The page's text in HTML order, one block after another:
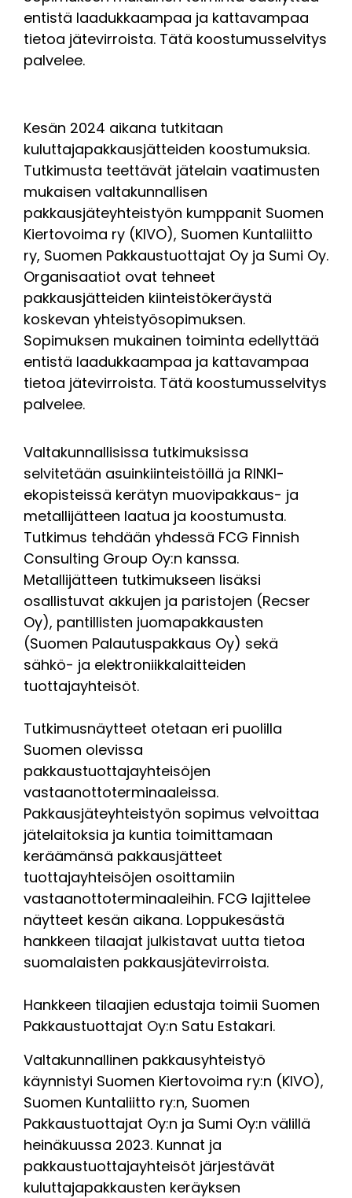
entistä laadukkaampaa ja kattavampaa
tietoa jätevirroista. Tätä koostumusselvitys
palvelee.
Kesän 2024 aikana tutkitaan
kuluttajapakkausjätteiden koostumuksia.
Tutkimusta teettävät jätelain vaatimusten
mukaisen valtakunnallisen
pakkausjäteyhteistyön kumppanit Suomen
Kiertovoima ry (KIVO), Suomen Kuntaliitto
ry, Suomen Pakkaustuottajat Oy ja Sumi Oy.
Organisaatiot ovat tehneet
pakkausjätteiden kiinteistökeräystä
koskevan yhteistyösopimuksen.
Sopimuksen mukainen toiminta edellyttää
entistä laadukkaampaa ja kattavampaa
tietoa jätevirroista. Tätä koostumusselvitys
palvelee.
Valtakunnallisissa tutkimuksissa
selvitetään asuinkiinteistöillä ja RINKI-
ekopisteissä kerätyn muovipakkaus- ja
metallijätteen laatua ja koostumusta.
Tutkimus tehdään yhdessä FCG Finnish
Consulting Group Oy:n kanssa.
Metallijätteen tutkimukseen lisäksi
osallistuvat akkujen ja paristojen (Recser
Oy), pantillisten juomapakkausten
(Suomen Palautuspakkaus Oy) sekä
sähkö- ja elektroniikkalaitteiden
tuottajayhteisöt.
Tutkimusnäytteet otetaan eri puolilla
Suomen olevissa
pakkaustuottajayhteisöjen
vastaanottoterminaaleissa.
Pakkausjäteyhteistyön sopimus velvoittaa
jätelaitoksia ja kuntia toimittamaan
keräämänsä pakkausjätteet
tuottajayhteisöjen osoittamiin
vastaanottoterminaaleihin. FCG lajittelee
näytteet kesän aikana. Loppukesästä
hankkeen tilaajat julkistavat uutta tietoa
suomalaisten pakkausjätevirroista.
Hankkeen tilaajien edustaja toimii Suomen
Pakkaustuottajat Oy:n Satu Estakari.
Valtakunnallinen pakkausyhteistyö
käynnistyi Suomen Kiertovoima ry:n (KIVO),
Suomen Kuntaliitto ry:n, Suomen
Pakkaustuottajat Oy:n ja Sumi Oy:n välillä
heinäkuussa 2023. Kunnat ja
pakkaustuottajayhteisöt järjestävät
kuluttajapakkausten keräyksen